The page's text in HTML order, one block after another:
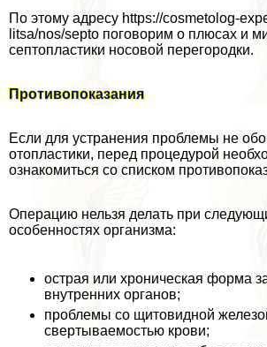
По этому адресу https://cosmetolog-
litsa/nos/septo поговорим о плюсах и
септопластики носовой перегородки.
Противопоказания
Если для устранения проблемы не
отопластики, перед процедурой
ознакомиться со списком
Операцию нельзя делать при
особенностях организма:
острая или хроническая форма
внутренних органов;
проблемы со щитовидной
свертываемостью крови;